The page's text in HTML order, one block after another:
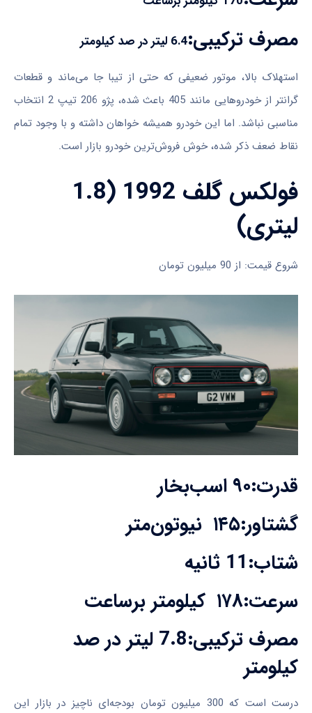
مصرف ترکیبی:6.4 لیتر در صد کیلومتر
استهلاک بالا، موتور ضعیفی که حتی از تیبا جا می‌ماند و قطعات
گرانتر از خودروهایی مانند 405 باعث شده، پژو 206 تیپ 2 انتخاب
مناسبی نباشد. اما این خودرو همیشه خواهان داشته و با وجود تمام
نقاط ضعف ذکر شده، خوش فروش‌ترین خودرو بازار است.
فولکس گلف 1992 (1.8
لیتری)
شروع قیمت: از 90 میلیون تومان
قدرت:۹۰ اسب‌بخار
گشتاور:۱۴۵ نیوتون‌متر
شتاب:11 ثانیه
سرعت:۱۷۸ کیلومتر برساعت
مصرف ترکیبی:7.8 لیتر در صد
کیلومتر
درست است که 300 میلیون تومان بودجه‌ای ناچیز در بازار این